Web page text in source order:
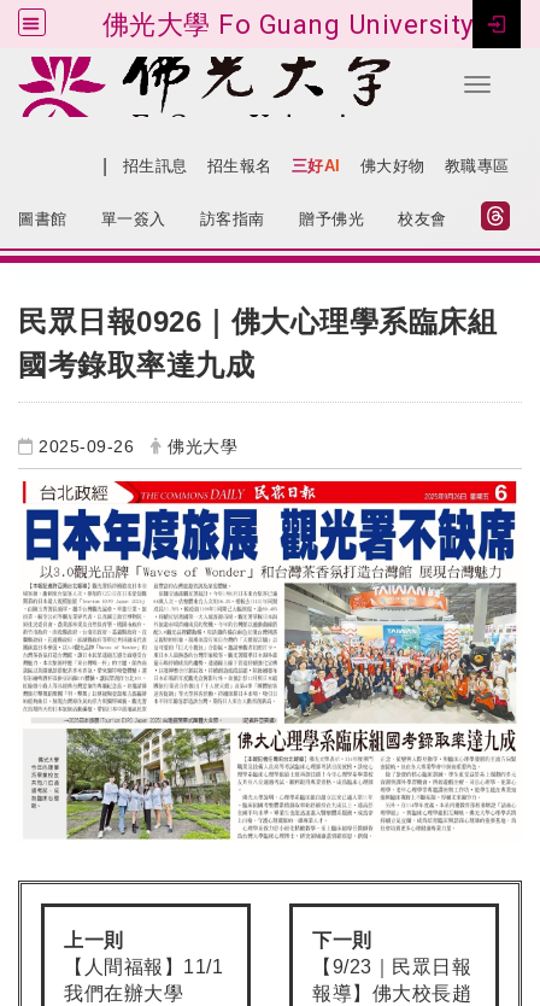
佛光大學 Fo Guang University
Toggle
跳到主要內容
招生訊息 招生報名 三好AI 佛大好物 教職專區
圖書館 單一簽入 訪客指南 贈予佛光 校友會
民眾日報0926｜佛大心理學系臨床組
國考錄取率達九成
2025-09-26 佛光大學
上一則
【人間福報】11/1
我們在辦大學
下一則
【9/23｜民眾日報
報導】佛大校長趙